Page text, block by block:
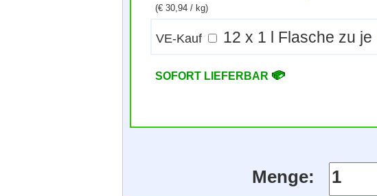
(€ 30,94 / kg)
VE-Kauf 12 x 1 l Flasche zu je
SOFORT LIEFERBAR
Menge: